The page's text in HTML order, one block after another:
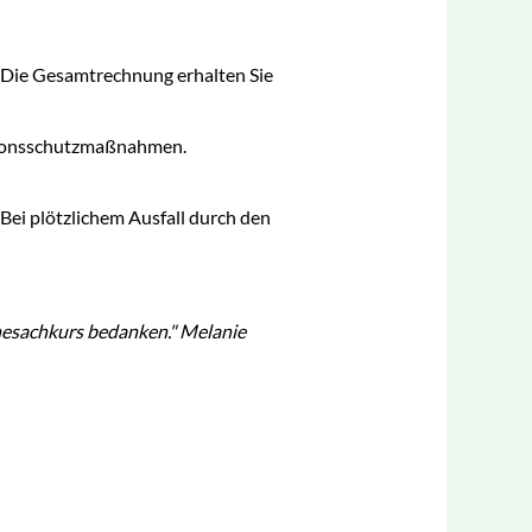
Gesamtrechnung erhalten Sie
plötzlichem Ausfall durch den
bedanken." Melanie